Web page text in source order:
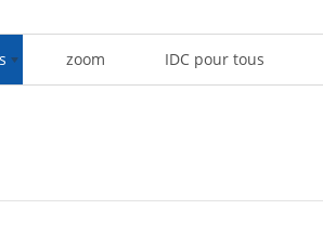
zoom IDC pour tous